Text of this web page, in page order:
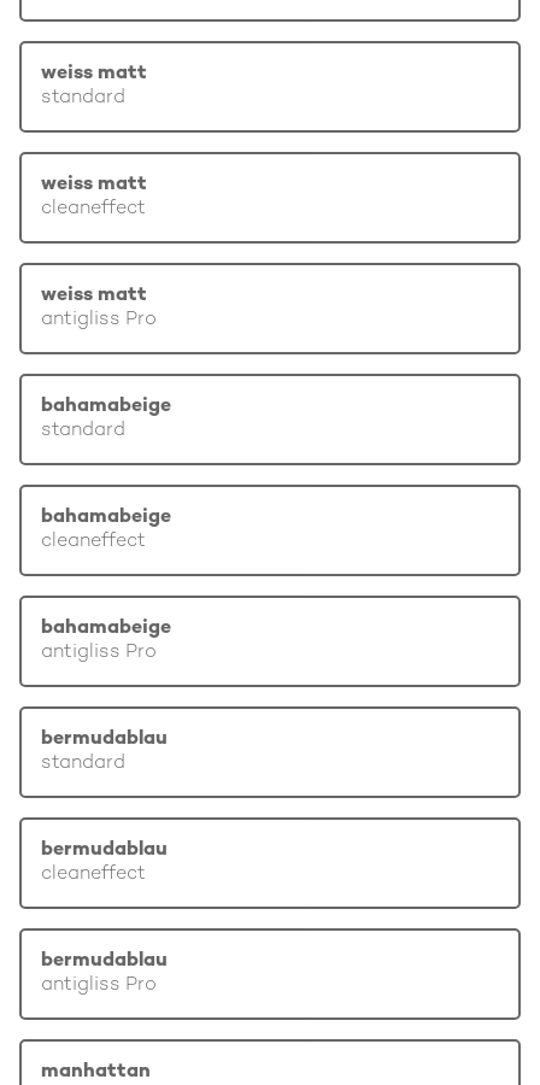
weiss matt
standard
weiss matt
cleaneffect
weiss matt
antigliss Pro
bahamabeige
standard
bahamabeige
cleaneffect
bahamabeige
antigliss Pro
bermudablau
standard
bermudablau
cleaneffect
bermudablau
antigliss Pro
manhattan